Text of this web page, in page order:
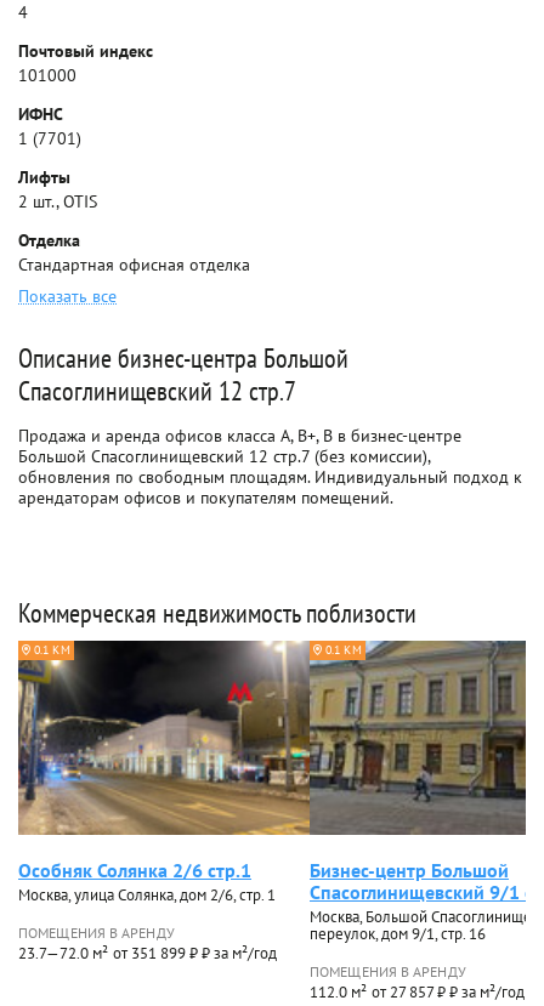
4
Почтовый индекс
101000
ИФНС
1 (7701)
Лифты
2 шт., OTIS
Отделка
Стандартная офисная отделка
Показать все
Описание бизнес-центра Большой
Спасоглинищевский 12 стр.7
Продажа и аренда офисов класса A, B+, B в бизнес-центре
Большой Спасоглинищевский 12 стр.7 (без комиссии),
обновления по свободным площадям. Индивидуальный подход к
арендаторам офисов и покупателям помещений.
Коммерческая недвижимость поблизости
0.1 КМ
Особняк Солянка 2/6 стр.1
Москва, улица Солянка, дом 2/6, стр. 1
ПОМЕЩЕНИЯ В АРЕНДУ
23.7—72.0 м² от 351 899 ₽ ₽ за м²/год
0.1 КМ
Бизнес-центр Большой
Спасоглинищевский 9/1
Москва, Большой
переулок, дом 9/1, стр. 16
ПОМЕЩЕНИЯ В АРЕНДУ
112.0 м² от 27 857 ₽ ₽ за м²/год